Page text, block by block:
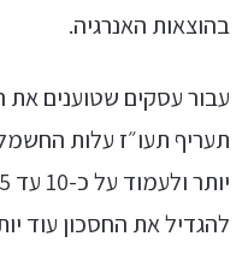
בהוצאות האנרגיה.
עבור עסקים שטוענים
תעריף תעו״ז עלות
להגדיל את החסכון עוד